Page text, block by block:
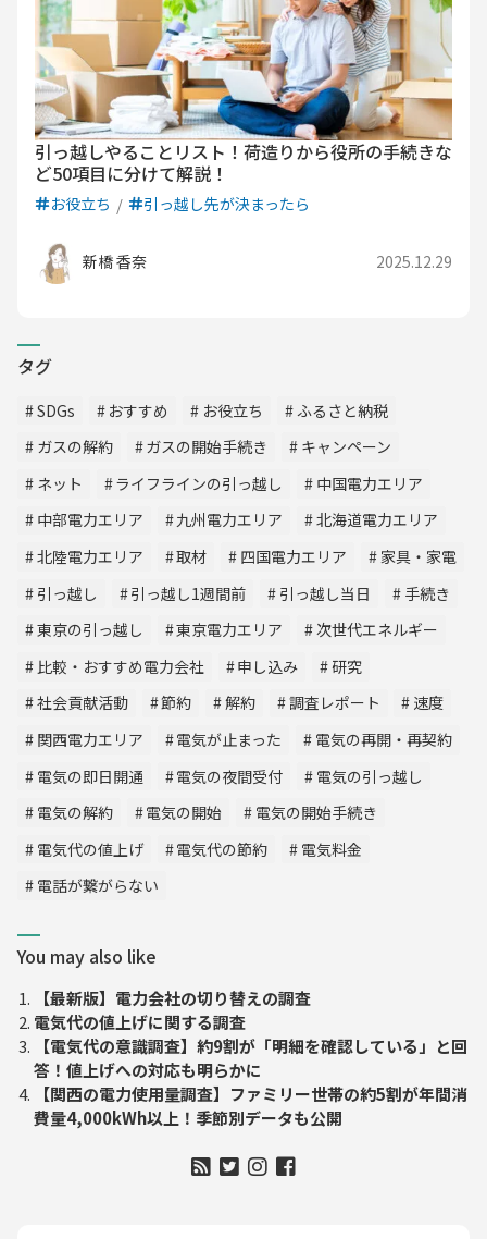
引っ越しやることリスト！荷造りから役所の手続きな
ど50項目に分けて解説！
お役立ち 引っ越し先が決まったら
新橋 香奈 2025.12.29
タグ
SDGs おすすめ お役立ち
ふるさと納税
ガスの解約
ガスの開始手続き
キャンペーン
ネット
ライフラインの引っ越し
中国電力エリア
中部電力エリア
九州電力エリア
北海道電力エリア
北陸電力エリア
取材 四国電力エリア
家具・家電
引っ越し
引っ越し1週間前 引っ越し当日
手続き
東京の引っ越し
東京電力エリア
次世代エネルギー
比較・おすすめ電力会社
申し込み
研究
社会貢献活動
節約 解約 調査レポート
速度
関西電力エリア
電気が止まった
電気の再開・再契約
電気の即日開通
電気の夜間受付
電気の引っ越し
電気の解約
電気の開始
電気の開始手続き
電気代の値上げ
電気代の節約
電気料金
電話が繋がらない
You may also like
【最新版】電力会社の切り替えの調査
電気代の値上げに関する調査
【電気代の意識調査】約9割が「明細を確認している」と回
答！値上げへの対応も明らかに
【関西の電力使用量調査】ファミリー世帯の約5割が年間消
費量4,000kWh以上！季節別データも公開